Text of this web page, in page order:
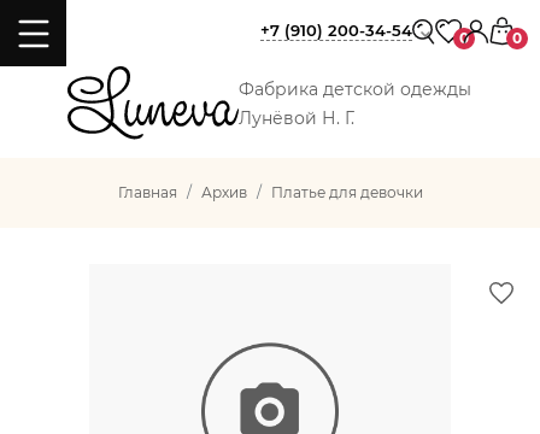
Фабрика детской одежды
Лунёвой Н. Г.
+7 (910) 200-34-54 0 0
Главная Архив Платье для девочки